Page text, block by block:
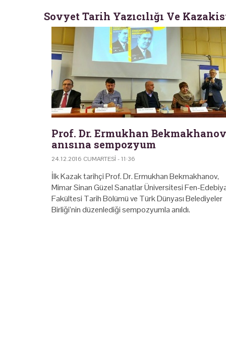
Sovyet Tarih Yazıcılığı Ve
Prof. Dr. Ermukhan Bekmakhanov
anısına sempozyum
24.12.2016 CUMARTESI - 11:36
İlk Kazak tarihçi Prof. Dr. Ermukhan Bekmakhanov,
Mimar Sinan Güzel Sanatlar Üniversitesi Fen-
Fakültesi Tarih Bölümü ve Türk Dünyası Belediyeler
Birliği’nin düzenlediği sempozyumla anıldı.